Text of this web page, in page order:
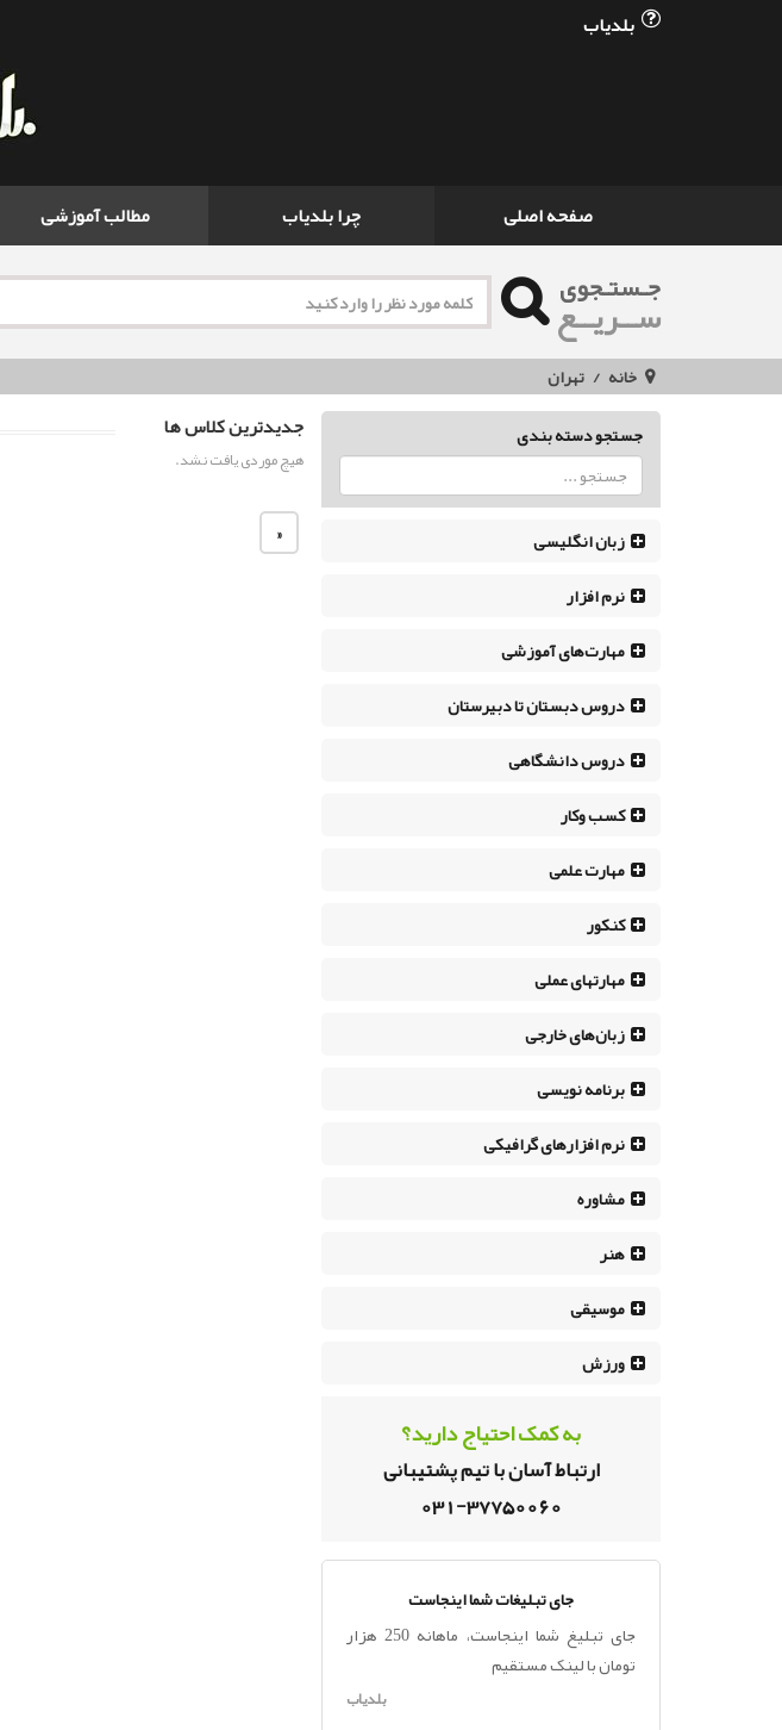
بلدیاب
صفحه اصلی چرا بلدیاب مطالب آموزشی
جـستـجوی
ســریــع
خانه تهران
جستجو دسته بندی
زبان انگلیسی
نرم افزار
مهارت‌های آموزشی
دروس دبستان تا دبیرستان
دروس دانشگاهی
کسب وکار
مهارت علمی
کنکور
مهارتهای عملی
زبان‌های خارجی
برنامه نویسی
نرم افزار‌های گرافیکی
مشاوره
هنر
موسیقی
ورزش
به کمک احتیاج دارید؟
ارتباط آسان با تیم پشتیبانی
031-37750060
جای تبلیغات شما اینجاست
جای تبلیغ شما اینجاست، ماهانه 250 هزار
تومان با لینک مستقیم
بلدیاب
جدیدترین کلاس ها
هیچ موردی یافت نشد.
«